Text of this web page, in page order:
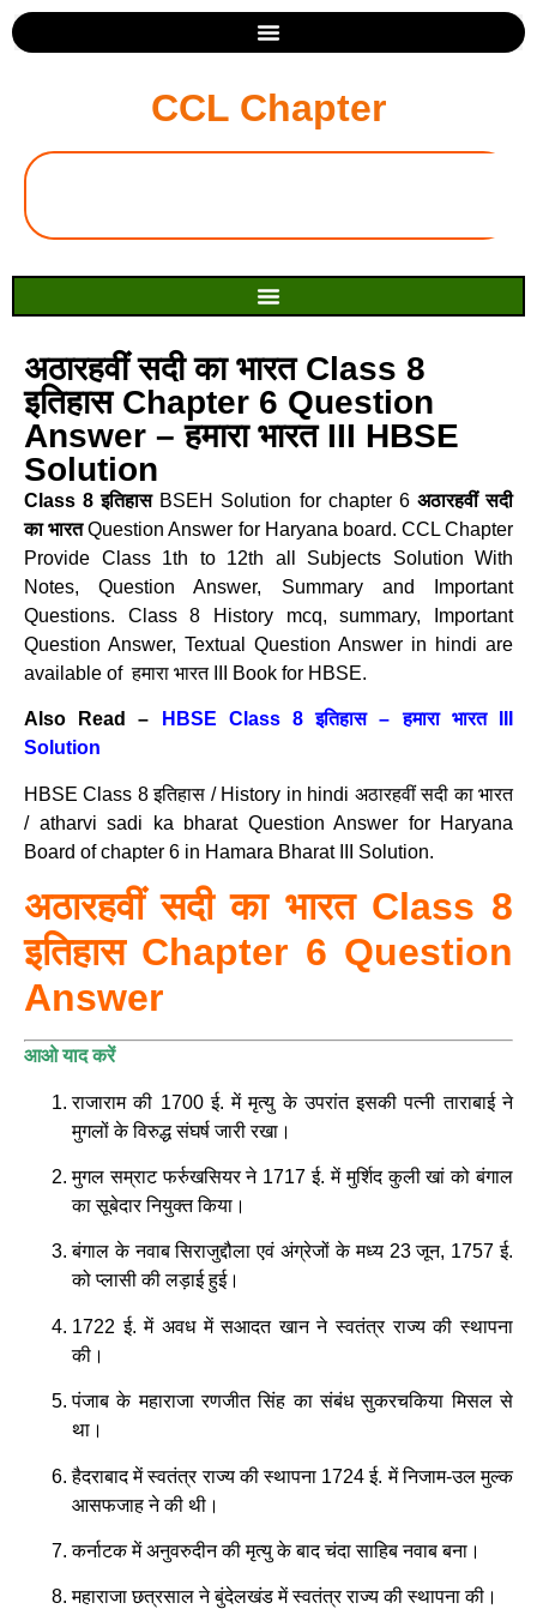
CCL Chapter
अठारहवीं सदी का भारत Class 8
इतिहास Chapter 6 Question
Answer – हमारा भारत III HBSE
Solution
Class 8 इतिहासBSEH Solution for chapter 6 अठारहवीं सदी
का भारतQuestion Answer for Haryana board. CCL Chapter
Provide Class 1th to 12th all Subjects Solution With
Notes, Question Answer, Summary and Important
Questions. Class 8 History mcq, summary, Important
Question Answer, Textual Question Answer in hindi are
available of हमारा भारत III Book for HBSE.
Also Read –
HBSE Class 8 इतिहास – हमारा भारत III
Solution
HBSE Class 8 इतिहास / History in hindi अठारहवीं सदी का भारत
/ atharvi sadi ka bharat Question Answer for Haryana
Board of chapter 6 in Hamara Bharat III Solution.
अठारहवीं सदी का भारत Class 8
इतिहास Chapter 6 Question
Answer
आओ याद करें
राजाराम की 1700 ई. में मृत्यु के उपरांत इसकी पत्नी ताराबाई ने
मुगलों के विरुद्ध संघर्ष जारी रखा।
मुगल सम्राट फर्रुखसियर ने 1717 ई. में मुर्शिद कुली खां को बंगाल
का सूबेदार नियुक्त किया।
बंगाल के नवाब सिराजुद्दौला एवं अंग्रेजों के मध्य 23 जून, 1757 ई.
को प्लासी की लड़ाई हुई।
1722 ई. में अवध में सआदत खान ने स्वतंत्र राज्य की स्थापना
की।
पंजाब के महाराजा रणजीत सिंह का संबंध सुकरचकिया मिसल से
था।
हैदराबाद में स्वतंत्र राज्य की स्थापना 1724 ई. में निजाम-उल मुल्क
आसफजाह ने की थी।
कर्नाटक में अनुवरुदीन की मृत्यु के बाद चंदा साहिब नवाब बना।
महाराजा छत्रसाल ने बुंदेलखंड में स्वतंत्र राज्य की स्थापना की।